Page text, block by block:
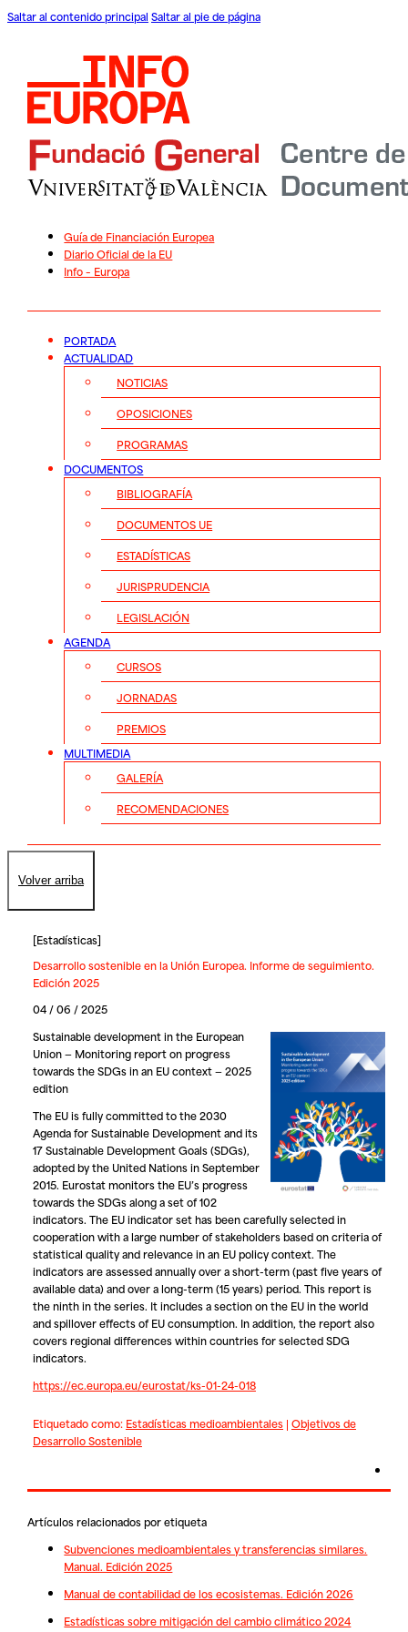
Saltar al contenido principal Saltar al pie de página
Guía de Financiación Europea
Diario Oficial de la EU
Info – Europa
PORTADA
ACTUALIDAD
NOTICIAS
OPOSICIONES
PROGRAMAS
DOCUMENTOS
BIBLIOGRAFÍA
DOCUMENTOS UE
ESTADÍSTICAS
JURISPRUDENCIA
LEGISLACIÓN
AGENDA
CURSOS
JORNADAS
PREMIOS
MULTIMEDIA
GALERÍA
RECOMENDACIONES
Volver arriba
[Estadísticas]
Desarrollo sostenible en la Unión Europea. Informe de seguimiento.
Edición 2025
04 / 06 / 2025
Sustainable development in the European
Union — Monitoring report on progress
towards the SDGs in an EU context — 2025
edition
The EU is fully committed to the 2030
Agenda for Sustainable Development and its
17 Sustainable Development Goals (SDGs),
adopted by the United Nations in September
2015. Eurostat monitors the EU’s progress
towards the SDGs along a set of 102
indicators. The EU indicator set has been carefully selected in
cooperation with a large number of stakeholders based on criteria of
statistical quality and relevance in an EU policy context. The
indicators are assessed annually over a short-term (past five years of
available data) and over a long-term (15 years) period. This report is
the ninth in the series. It includes a section on the EU in the world
and spillover effects of EU consumption. In addition, the report also
covers regional differences within countries for selected SDG
indicators.
https://ec.europa.eu/eurostat/ks-01-24-018
Etiquetado como: Estadísticas medioambientales| Objetivos de
Desarrollo Sostenible
Artículos relacionados por etiqueta
Subvenciones medioambientales y transferencias similares.
Manual. Edición 2025
Manual de contabilidad de los ecosistemas. Edición 2026
Estadísticas sobre mitigación del cambio climático 2024